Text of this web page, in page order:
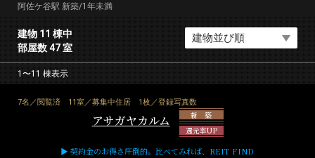
阿佐ケ谷駅 新築/1年未満
建物 11 棟中
部屋数 47 室
1〜11 棟表示
7名／閲覧済 11室／募集中住居 1枚／登録写真数
アサガヤカルム
新 築
還元率UP
▶ 契約金のお得さ圧倒的。比べてみれば、REIT FIND